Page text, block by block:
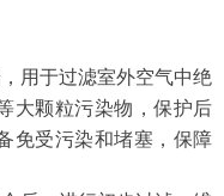
用于过滤室外空气中绝
大颗粒污染物，保护后
免受污染和堵塞，保障